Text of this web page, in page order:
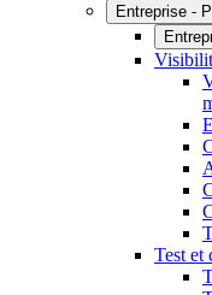
Entreprise -
Test et